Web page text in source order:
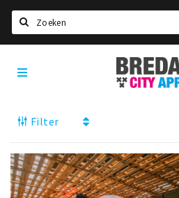
Home
Deals
Nieuws, interviews & blogs
Breda
City
App
Filter